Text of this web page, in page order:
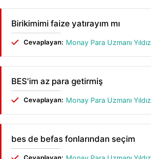
Birikimimi faize yatırayım mı
Cevaplayan: Monay Para Uzmanı Yıldız
BES'im az para getirmiş
Cevaplayan: Monay Para Uzmanı Yıldız
bes de befas fonlarından seçim
Cevaplayan: